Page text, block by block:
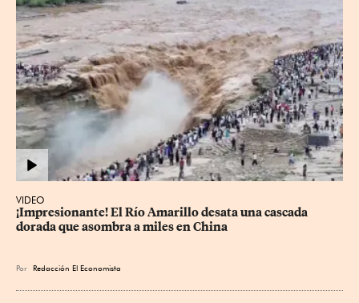
VIDEO
¡Impresionante! El Río Amarillo desata una cascada
dorada que asombra a miles en China
Por Redacción El Economista